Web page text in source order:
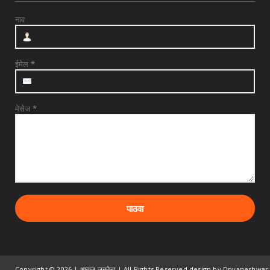
नाव
ईमेल *
मेसेज *